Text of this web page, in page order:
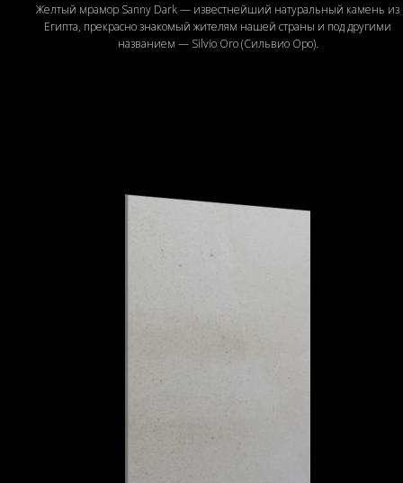
Желтый мрамор Sanny Dark — известнейший натуральный камень из
Египта, прекрасно знакомый жителям нашей страны и под другими
названием — Silvio Oro (Сильвио Оро).